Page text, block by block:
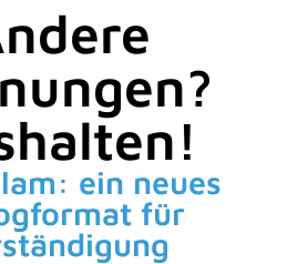
ein neues
für